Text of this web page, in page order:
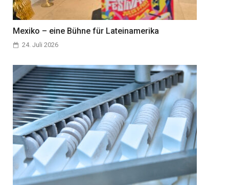
Mexiko – eine Bühne für Lateinamerika
24. Juli 2026